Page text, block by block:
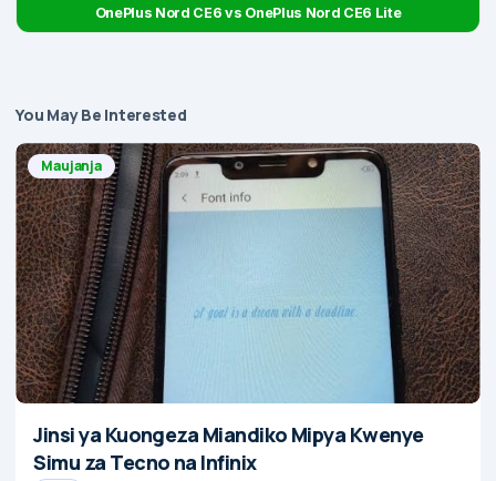
OnePlus Nord CE6 vs OnePlus Nord CE6 Lite
You May Be Interested
Maujanja
Jinsi ya Kuongeza Miandiko Mipya Kwenye
Simu za Tecno na Infinix